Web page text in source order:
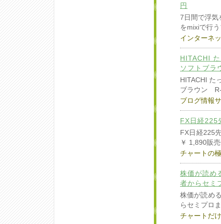
円
7日間で浮気
をmixiで行
インターネ
HITACHI
ソフトブ
HITACHI た
ブラウン
ブログ情報
FX日経225
FX日経225
￥ 1,890販
チャートの
株価が読め
者からセミ
株価が読め
らセミプロ
チャートだ